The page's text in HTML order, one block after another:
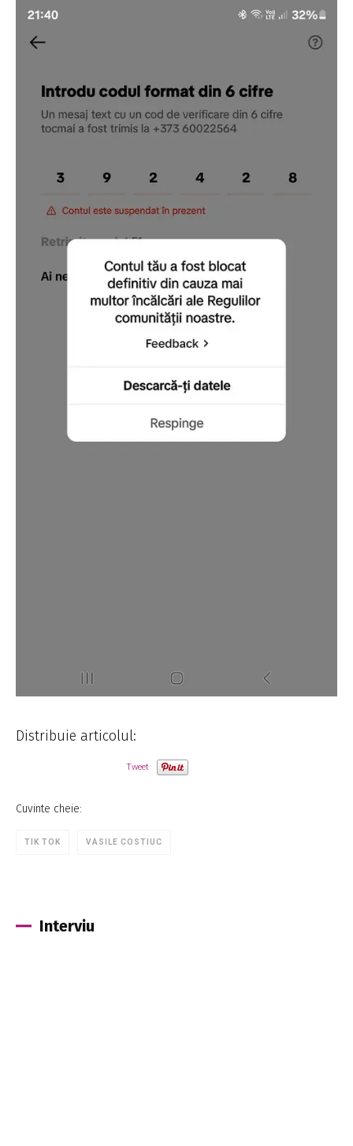
Distribuie articolul:
Tweet
Cuvinte cheie:
TIK TOK VASILE COSTIUC
Interviu